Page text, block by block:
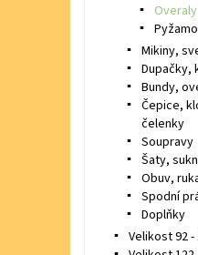
Overaly
Mikiny,
Dupačky,
Bundy,
Čepice,
čelenky
Soupravy
Šaty,
Obuv,
Spodní
Doplňky
Velikost 92 -